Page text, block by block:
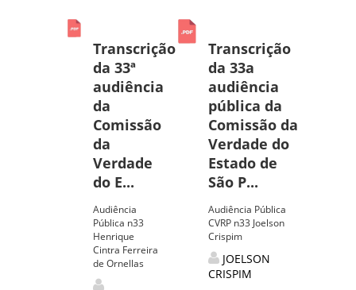
Transcrição
da 33ª
audiência
da
Comissão
da
Verdade
do E...
Audiência
Pública n33
Henrique
Cintra Ferreira
de Ornellas
Transcrição
da 33a
audiência
pública da
Comissão da
Verdade do
Estado de
São P...
Audiência Pública
CVRP n33 Joelson
Crispim
JOELSON
CRISPIM